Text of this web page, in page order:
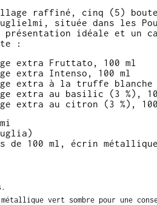
raffiné, cinq (5)
située dans les
présentation idéale et un
:
extra Fruttato, 100 ml
extra Intenso, 100 ml
extra à la truffe blanche
extra au basilic (3 %),
extra au citron (3 %),
de 100 ml, écrin
vert sombre pour une